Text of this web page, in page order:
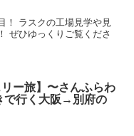
！ ラスクの工場見学や見
ぜひゆっくりご覧くださ
リー旅】〜さんふらわ
で行く大阪→別府の